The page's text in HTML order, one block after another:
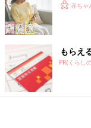
赤ちゃ
もらえ
PR(くらし